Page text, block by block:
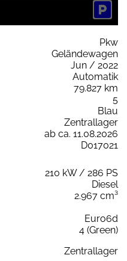
Pkw
Geländewagen
Jun / 2022
Automatik
79.827 km
5
Blau
Zentrallager
ab ca. 11.08.2026
D017021
210 kW / 286 PS
Diesel
2.967 cm³
Euro6d
4 (Green)
Zentrallager